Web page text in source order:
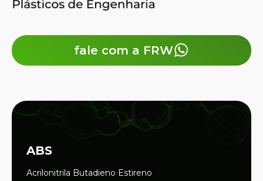
fale com a FRW
ABS
Acrilonitrila Butadieno Estireno